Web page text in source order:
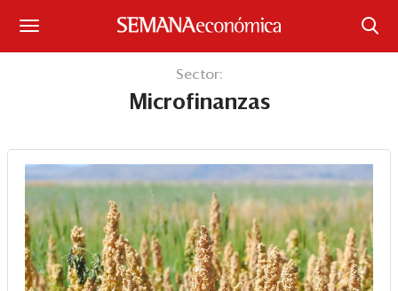
Iniciar sesión
Portada
¿Qué está pasando?
Sectores y Empresas
Management
Sector:
Microfinanzas